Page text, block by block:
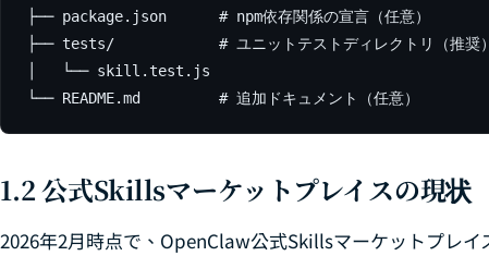
├── package.json      # npm依存関係の宣言（任意）
├── tests/            # ユニットテストディレクトリ（推奨）
│   └── skill.test.js
└── README.md         # 追加ドキュメント（任意）
1.2 公式Skillsマーケットプレイスの現状
2026年2月時点で、OpenClaw公式Skillsマーケットプレ